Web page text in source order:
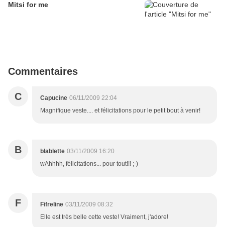
Mitsi for me
Commentaires
C Capucine 06/11/2009 22:04
Magnifique veste.... et félicitations pour le petit bout à venir!
B blablette 03/11/2009 16:20
wAhhhh, félicitations... pour tout!!! ;-)
F Fifreline 03/11/2009 08:32
Elle est très belle cette veste! Vraiment, j'adore!